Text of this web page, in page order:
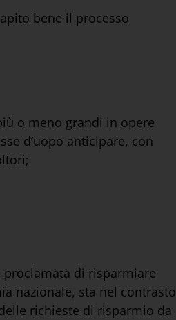
bene il processo
o meno grandi in opere
d’uopo anticipare, con
proclamata di risparmiare
nazionale, sta nel contrasto
richieste di risparmio da